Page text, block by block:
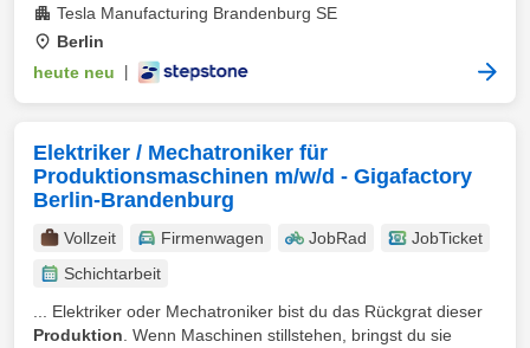
Tesla Manufacturing Brandenburg SE
Berlin
heute neu
Elektriker / Mechatroniker für
Produktionsmaschinen m/w/d - Gigafactory
Berlin-Brandenburg
Vollzeit Firmenwagen JobRad
JobTicket
Schichtarbeit
... Elektriker oder Mechatroniker bist du das Rückgrat dieser
Produktion . Wenn Maschinen stillstehen, bringst du sie